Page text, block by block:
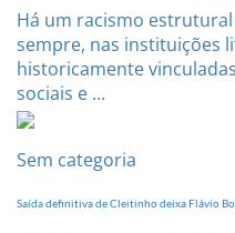
Há um racismo
sempre, nas instituições
historicamente
sociais e ...
Sem categoria
Saída definitiva de Cleitinho deixa Flávio